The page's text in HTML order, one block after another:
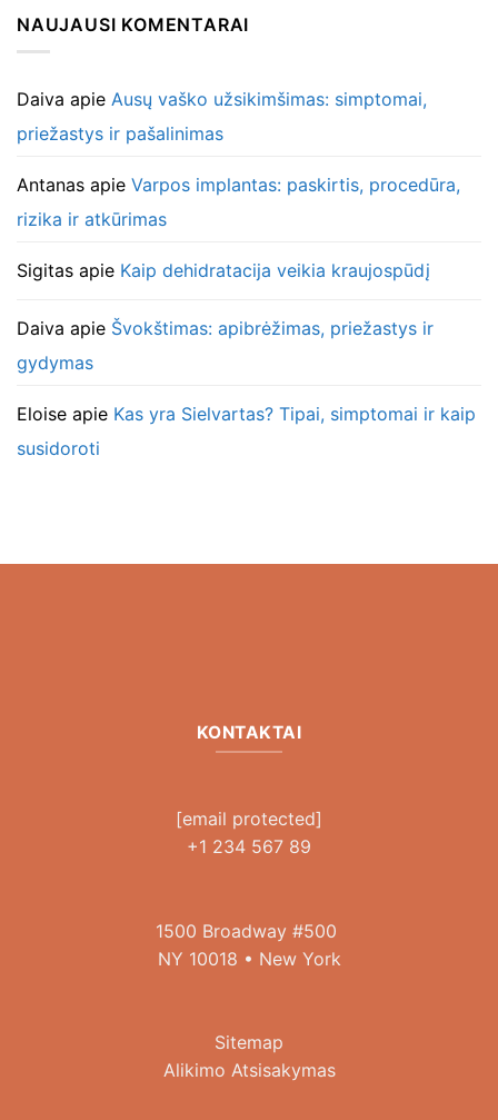
NAUJAUSI KOMENTARAI
Daiva apie Ausų vaško užsikimšimas: simptomai,
priežastys ir pašalinimas
Antanas apie Varpos implantas: paskirtis, procedūra,
rizika ir atkūrimas
Sigitas apie Kaip dehidratacija veikia kraujospūdį
Daiva apie Švokštimas: apibrėžimas, priežastys ir
gydymas
Eloise apie Kas yra Sielvartas? Tipai, simptomai ir kaip
susidoroti
KONTAKTAI
[email protected]
+1 234 567 89
1500 Broadway #500
NY 10018 • New York
Sitemap
Alikimo Atsisakymas